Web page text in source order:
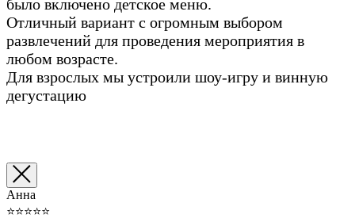
было включено детское меню.
Отличный вариант с огромным выбором
развлечений для проведения мероприятия в
любом возрасте.
Для взрослых мы устроили шоу-игру и винную
дегустацию
Анна
⭐⭐⭐⭐⭐